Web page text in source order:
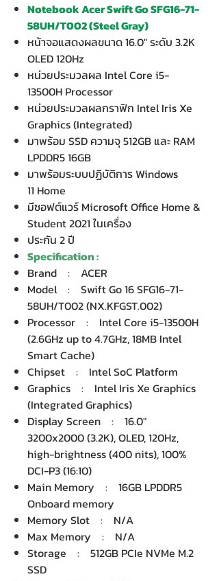
Notebook Acer Swift Go SFG16-71-
58UH/T002 (Steel Gray)
หน้าจอแสดงผลขนาด 16.0" ระดับ 3.2K
OLED 120Hz
หน่วยประมวลผล Intel Core i5-
13500H Processor
หน่วยประมวลผลกราฟิก Intel Iris Xe
Graphics (Integrated)
มาพร้อม SSD ความจุ 512GB และ RAM
LPDDR5 16GB
มาพร้อมระบบปฏิบัติการ Windows
11 Home
มีซอฟต์แวร์ Microsoft Office Home &
Student 2021 ในเครื่อง
ประกัน 2 ปี
Specification :
Brand : ACER
Model : Swift Go 16 SFG16-71-
58UH/T002 (NX.KFGST.002)
Processor : Intel Core i5-13500H
(2.6GHz up to 4.7GHz, 18MB Intel
Smart Cache)
Chipset : Intel SoC Platform
Graphics : Intel Iris Xe Graphics
(Integrated Graphics)
Display Screen : 16.0"
3200x2000 (3.2K), OLED, 120Hz,
high-brightness (400 nits), 100%
DCI-P3 (16:10)
Main Memory : 16GB LPDDR5
Onboard memory
Memory Slot : N/A
Max Memory : N/A
Storage : 512GB PCIe NVMe M.2
SSD